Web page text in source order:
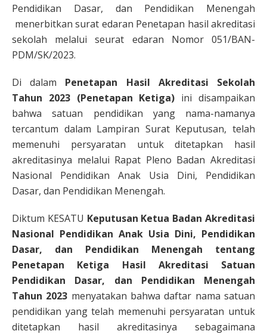
Pendidikan Dasar, dan Pendidikan Menengah
menerbitkan surat edaran Penetapan hasil akreditasi
sekolah melalui seurat edaran Nomor 051/BAN-
PDM/SK/2023.
Di dalam Penetapan Hasil Akreditasi Sekolah
Tahun 2023 (Penetapan Ketiga) ini disampaikan
bahwa satuan pendidikan yang nama-namanya
tercantum dalam Lampiran Surat Keputusan, telah
memenuhi persyaratan untuk ditetapkan hasil
akreditasinya melalui Rapat Pleno Badan Akreditasi
Nasional Pendidikan Anak Usia Dini, Pendidikan
Dasar, dan Pendidikan Menengah.
Diktum KESATU Keputusan Ketua Badan Akreditasi
Nasional Pendidikan Anak Usia Dini, Pendidikan
Dasar, dan Pendidikan Menengah tentang
Penetapan Ketiga Hasil Akreditasi Satuan
Pendidikan Dasar, dan Pendidikan Menengah
Tahun 2023 menyatakan bahwa daftar nama satuan
pendidikan yang telah memenuhi persyaratan untuk
ditetapkan hasil akreditasinya sebagaimana